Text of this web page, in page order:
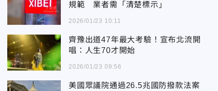
規範 業者需「清楚標示」
2026/01/23 10:11
齊豫出道47年最大考驗！宣布北流開
唱：人生70才開始
2026/01/23 09:56
美國眾議院通過26.5兆國防撥款法案